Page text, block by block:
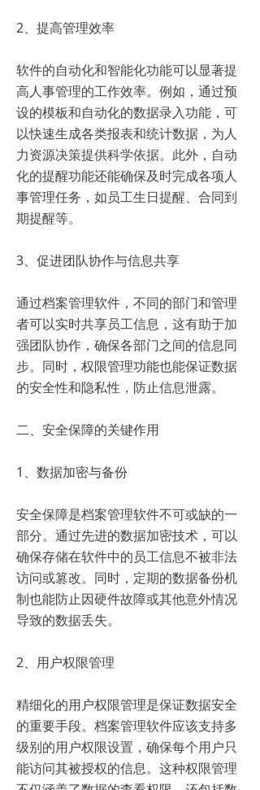
2、提高管理效率
软件的自动化和智能化功能可以显著提
高人事管理的工作效率。例如，通过预
设的模板和自动化的数据录入功能，可
以快速生成各类报表和统计数据，为人
力资源决策提供科学依据。此外，自动
化的提醒功能还能确保及时完成各项人
事管理任务，如员工生日提醒、合同到
期提醒等。
3、促进团队协作与信息共享
通过档案管理软件，不同的部门和管理
者可以实时共享员工信息，这有助于加
强团队协作，确保各部门之间的信息同
步。同时，权限管理功能也能保证数据
的安全性和隐私性，防止信息泄露。
二、安全保障的关键作用
1、数据加密与备份
安全保障是档案管理软件不可或缺的一
部分。通过先进的数据加密技术，可以
确保存储在软件中的员工信息不被非法
访问或篡改。同时，定期的数据备份机
制也能防止因硬件故障或其他意外情况
导致的数据丢失。
2、用户权限管理
精细化的用户权限管理是保证数据安全
的重要手段。档案管理软件应该支持多
级别的用户权限设置，确保每个用户只
能访问其被授权的信息。这种权限管理